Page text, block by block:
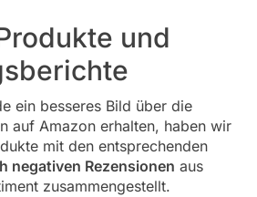
und
ein besseres Bild über die
auf Amazon erhalten, haben wir
mit den entsprechenden
negativen Rezensionen aus
zusammengestellt.